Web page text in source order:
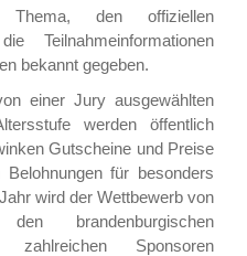
den offiziellen
Teilnahmeinformationen
bekannt gegeben.
einer Jury ausgewählten
werden öffentlich
Gutscheine und Preise
für besonders
wird der Wettbewerb von
brandenburgischen
zahlreichen Sponsoren